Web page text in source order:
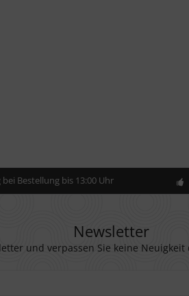
Bestellung bis 13:00 Uhr
Newsletter
und verpassen Sie keine